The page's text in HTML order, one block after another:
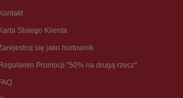
Kontakt
Karta Stałego Klienta
się jako hurtownik
Regulamin Promocji "50% na drugą rzecz"
FAQ